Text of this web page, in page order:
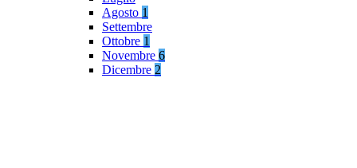
Agosto 1
Settembre
Ottobre 1
Novembre 6
Dicembre 2